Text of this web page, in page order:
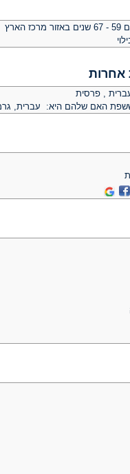
אחרות
, פרסית
האם שלהם היא: עברית,